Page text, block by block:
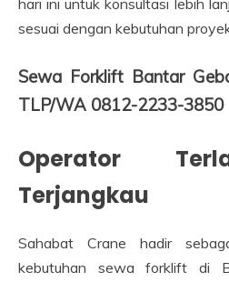
sesuai dengan kebutuhan
Sewa Forklift Bantar
TLP/WA 0812-2233-3850
Operator
Terjangkau
Sahabat Crane hadir
kebutuhan sewa forklift di